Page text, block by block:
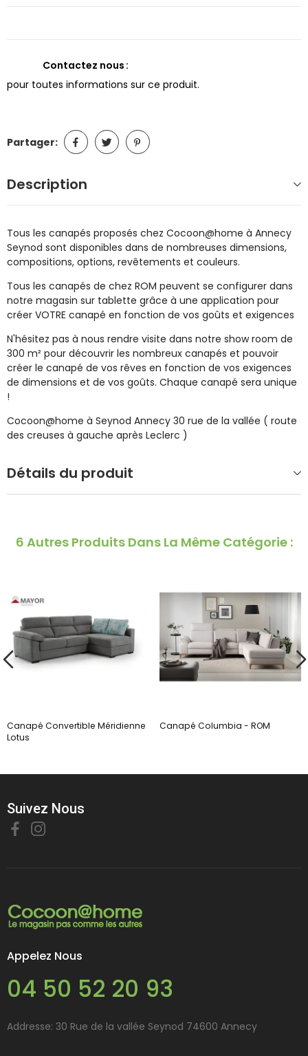
Contactez nous
pour toutes informations sur ce produit.
Partager:
Description
Tous les canapés proposés chez Cocoon@home à Annecy
Seynod sont disponibles dans de nombreuses dimensions,
compositions, options, revêtements et couleurs.
Tous les canapés de chez ROM peuvent se configurer dans
notre magasin sur tablette grâce à une application pour
créer VOTRE canapé en fonction de vos goûts et exigences
N'hésitez pas à nous rendre visite dans notre show room de
300 m² pour découvrir les nombreux canapés et pouvoir
créer le canapé de vos rêves en fonction de vos exigences
de dimensions et de vos goûts. Chaque canapé sera unique
!
Cocoon@home à Seynod Annecy 30 rue de la vallée ( route
des creuses à gauche après Leclerc )
Détails du produit
6 Autres Produits Dans La Même Catégorie :
Canapé Convertible Méridienne
Lotus
Canapé Columbia - ROM
Suivez Nous
Appelez Nous
04 50 52 20 93
Addresse: 30 Rue de la vallée Seynod 74600 Annecy